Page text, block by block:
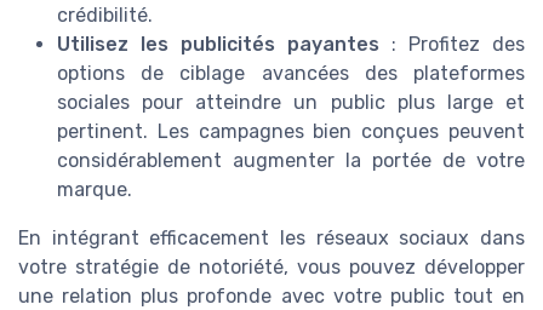
crédibilité.
Utilisez les publicités payantes : Profitez des
options de ciblage avancées des plateformes
sociales pour atteindre un public plus large et
pertinent. Les campagnes bien conçues peuvent
considérablement augmenter la portée de votre
marque.
En intégrant efficacement les réseaux sociaux dans
votre stratégie de notoriété, vous pouvez développer
une relation plus profonde avec votre public tout en